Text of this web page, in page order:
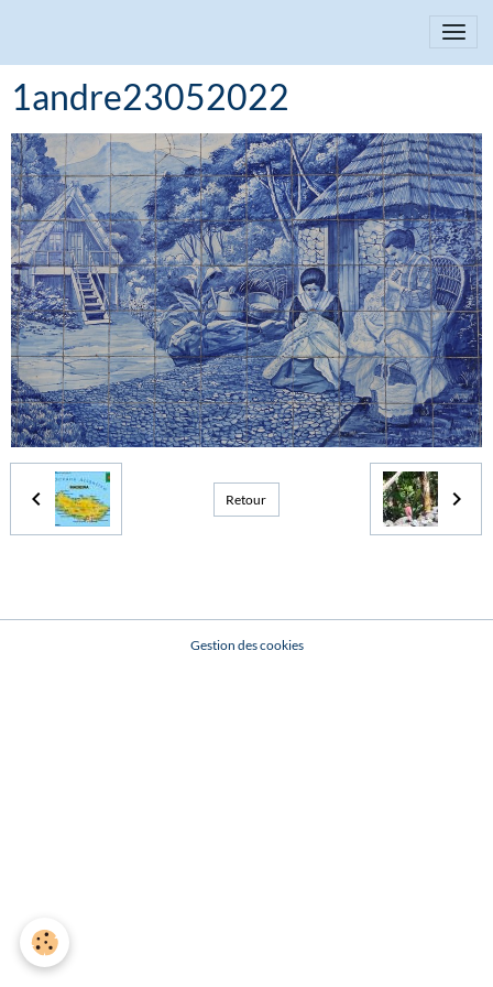
1andre23052022
Retour
Gestion des cookies